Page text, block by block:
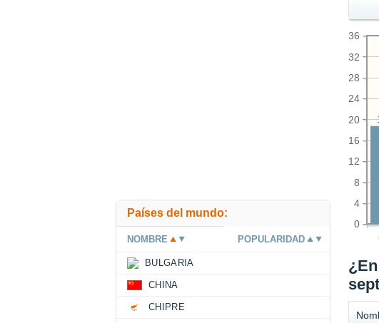
0
4
8
12
16
20
24
28
32
36
Países del mundo:
NOMBRE POPULARIDAD
BULGARIA
CHINA
CHIPRE